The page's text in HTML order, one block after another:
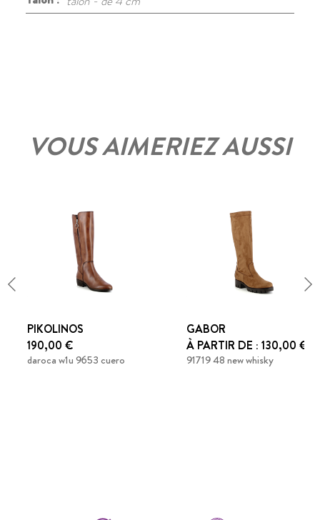
VOUS AIMERIEZ AUSSI
PIKOLINOS
190,00 €
daroca w1u 9653 cuero
GABOR
À PARTIR DE : 130,00 €
91719 48 new whisky